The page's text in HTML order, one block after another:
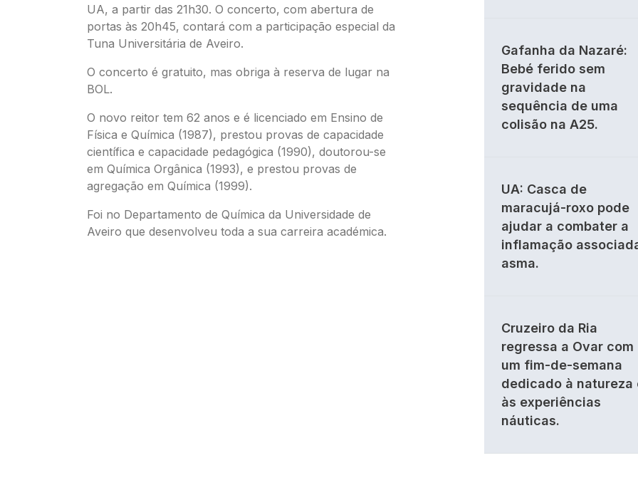
UA, a partir das 21h30. O concerto, com abertura de
portas às 20h45, contará com a participação especial da
Tuna Universitária de Aveiro.
O concerto é gratuito, mas obriga à reserva de lugar na
BOL.
O novo reitor tem 62 anos e é licenciado em Ensino de
Física e Química (1987), prestou provas de capacidade
científica e capacidade pedagógica (1990), doutorou-se
em Química Orgânica (1993), e prestou provas de
agregação em Química (1999).
Foi no Departamento de Química da Universidade de
Aveiro que desenvolveu toda a sua carreira académica.
Gafanha da Nazaré:
Bebé ferido sem
gravidade na
sequência de uma
colisão na A25.
UA: Casca de
maracujá-roxo pode
ajudar a combater a
inflamação
asma.
Cruzeiro da Ria
regressa a Ovar com
um fim-de-semana
dedicado à natureza
às experiências
náuticas.